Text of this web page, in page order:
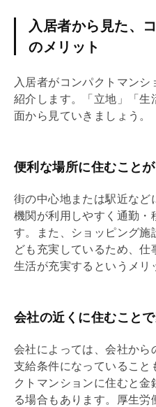
入居者から見た、
のメリット
入居者がコンパクトマン
紹介します。「立地」「生
面から見ていきましょう。
便利な場所に住むこと
街の中心地または駅近など
機関が利用しやすく通勤・
す。また、ショッピング施
ども充実しているため、仕
生活が充実するというメリ
会社の近くに住むこと
会社によっては、会社から
支給条件になっていること
クトマンションに住むと
る場合もあります。厚生